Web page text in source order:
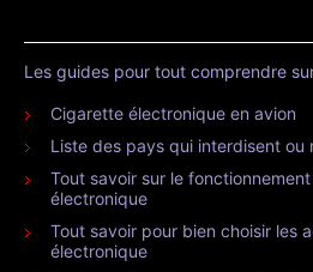
Les guides pour tout comprendre
Cigarette électronique en avion
Liste des pays qui interdisent ou
Tout savoir sur le
électronique
Tout savoir pour bien choisir les
électronique